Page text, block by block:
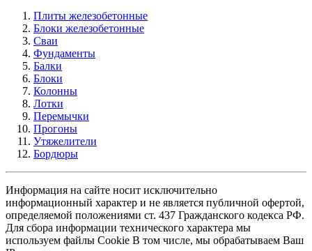
Плиты железобетонные
Блоки железобетонные
Сваи
Фундаменты
Балки
Блоки
Колонны
Лотки
Перемычки
Прогоны
Утяжелители
Бордюры
Информация на сайте носит исключительно
информационный характер и не является публичной офертой,
определяемой положениями ст. 437 Гражданского кодекса РФ.
Для сбора информации технического характера мы
используем файлы Cookie В том числе, мы обрабатываем Ваш